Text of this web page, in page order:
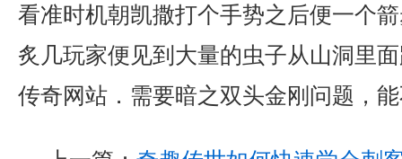
看准时机朝凯撒打个手势之后便一个
炙几玩家便见到大量的虫子从山洞里
传奇网站．需要暗之双头金刚问题，